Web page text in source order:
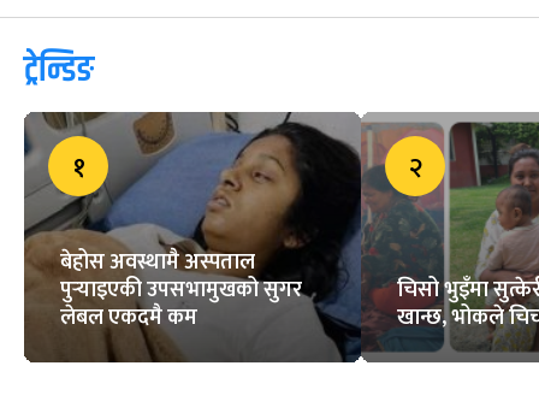
ट्रेन्डिङ
१
बेहोस अवस्थामै अस्पताल
पुर्‍याइएकी उपसभामुखको सुगर
लेबल एकदमै कम
२
चिसो भुइँमा
खान्छ, भोकले